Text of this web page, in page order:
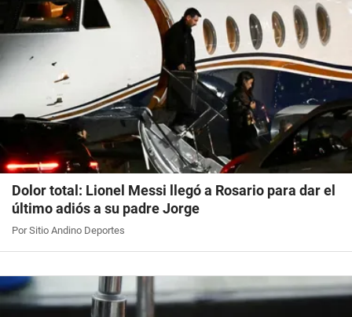
Dolor total: Lionel Messi llegó a Rosario para dar el
último adiós a su padre Jorge
Por Sitio Andino Deportes